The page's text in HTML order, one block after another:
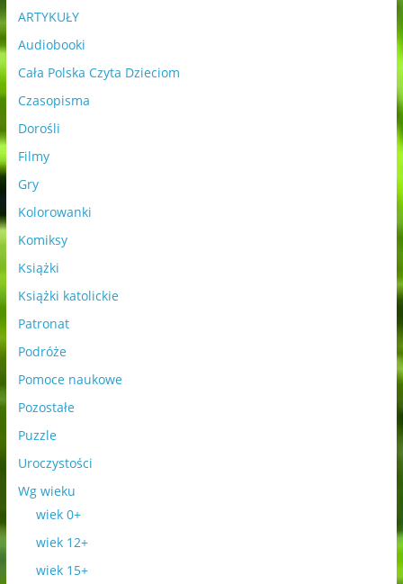
ARTYKUŁY
Audiobooki
Cała Polska Czyta Dzieciom
Czasopisma
Dorośli
Filmy
Gry
Kolorowanki
Komiksy
Książki
Książki katolickie
Patronat
Podróże
Pomoce naukowe
Pozostałe
Puzzle
Uroczystości
Wg wieku
wiek 0+
wiek 12+
wiek 15+